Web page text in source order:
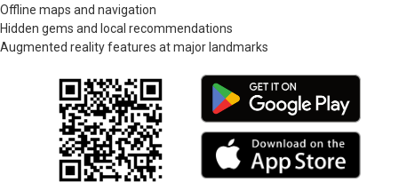
Offline maps and navigation
Hidden gems and local recommendations
Augmented reality features at major landmarks